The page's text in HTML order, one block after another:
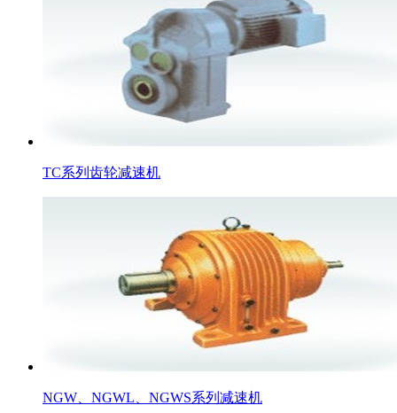
TC系列齿轮减速机
NGW、NGWL、NGWS系列减速机